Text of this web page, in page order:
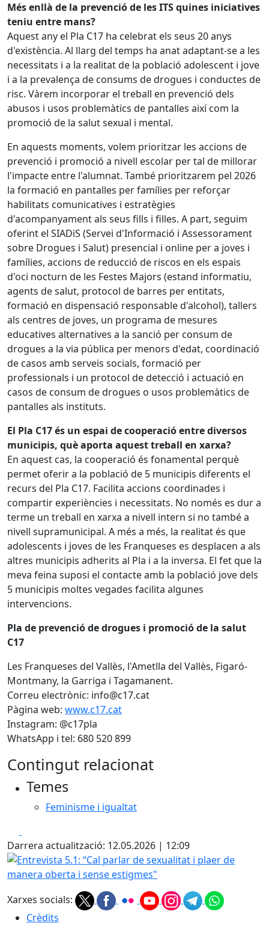
Més enllà de la prevenció de les ITS quines iniciatives
teniu entre mans?
Aquest any el Pla C17 ha celebrat els seus 20 anys
d'existència. Al llarg del temps ha anat adaptant-se a les
necessitats i a la realitat de la població adolescent i jove
i a la prevalença de consums de drogues i conductes de
risc. Vàrem incorporar el treball en prevenció dels
abusos i usos problemàtics de pantalles així com la
promoció de la salut sexual i mental.
En aquests moments, volem prioritzar les accions de
prevenció i promoció a nivell escolar per tal de millorar
l'impacte entre l'alumnat. També prioritzarem pel 2026
la formació en pantalles per famílies per reforçar
habilitats comunicatives i estratègies
d'acompanyament als seus fills i filles. A part, seguim
oferint el SIADiS (Servei d'Informació i Assessorament
sobre Drogues i Salut) presencial i online per a joves i
famílies, accions de reducció de riscos en els espais
d'oci nocturn de les Festes Majors (estand informatiu,
agents de salut, protocol de barres per entitats,
formació en dispensació responsable d'alcohol), tallers
als centres de joves, un programa de mesures
educatives alternatives a la sanció per consum de
drogues a la via pública per menors d'edat, coordinació
de casos amb serveis socials, formació per
professionals i un protocol de detecció i actuació en
casos de consum de drogues o usos problemàtics de
pantalles als instituts.
El Pla C17 és un espai de cooperació entre diversos
municipis, què aporta aquest treball en xarxa?
En aquest cas, la cooperació és fonamental perquè
permet oferir a la població de 5 municipis diferents el
recurs del Pla C17. Facilita accions coordinades i
compartir experiències i necessitats. No només es dur a
terme un treball en xarxa a nivell intern si no també a
nivell supramunicipal. A més a més, la realitat és que
adolescents i joves de les Franqueses es desplacen a als
altres municipis adherits al Pla i a la inversa. El fet que la
meva feina suposi el contacte amb la població jove dels
5 municipis moltes vegades facilita algunes
intervencions.
Pla de prevenció de drogues i promoció de la salut
C17
Les Franqueses del Vallès, l'Ametlla del Vallès, Figaró-
Montmany, la Garriga i Tagamanent.
Correu electrònic: info@c17.cat
Pàgina web: www.c17.cat
Instagram: @c17pla
WhatsApp i tel: 680 520 899
Contingut relacionat
Temes
Feminisme i igualtat
Darrera actualització: 12.05.2026 | 12:09
Entrevista 5.1: “Cal parlar de sexualitat i plaer de
Xarxes socials:
Crèdits